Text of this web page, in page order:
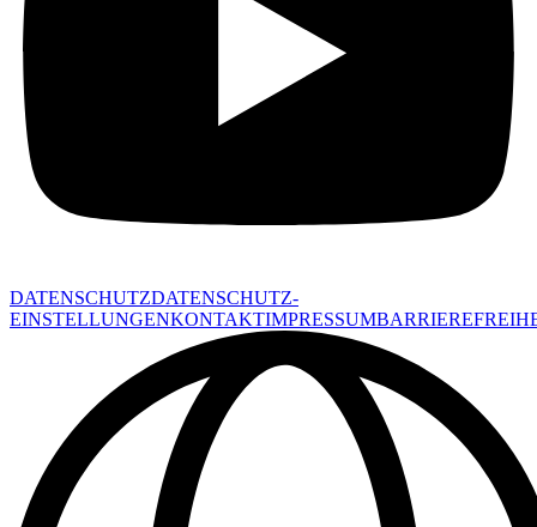
DATENSCHUTZDATENSCHUTZ-
EINSTELLUNGENKONTAKTIMPRESSUM